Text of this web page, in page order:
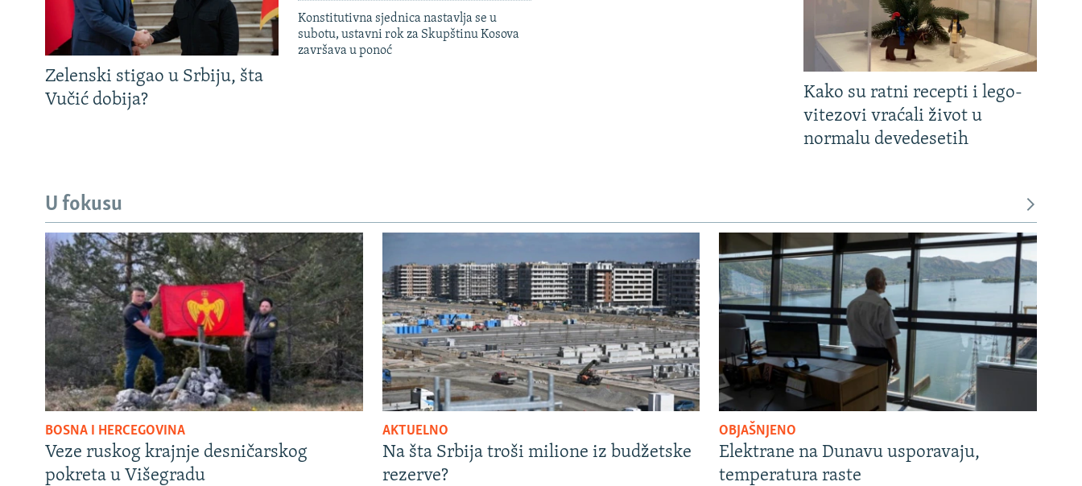
Zelenski stigao u Srbiju, šta
Vučić dobija?
Konstitutivna sjednica nastavlja se u
subotu, ustavni rok za Skupštinu Kosova
završava u ponoć
Kako su ratni recepti i lego-
vitezovi vraćali život u
normalu devedesetih
U fokusu
BOSNA I HERCEGOVINA
Veze ruskog krajnje desničarskog
pokreta u Višegradu
AKTUELNO
Na šta Srbija troši milione iz budžetske
rezerve?
OBJAŠNJENO
Elektrane na Dunavu usporavaju,
temperatura raste